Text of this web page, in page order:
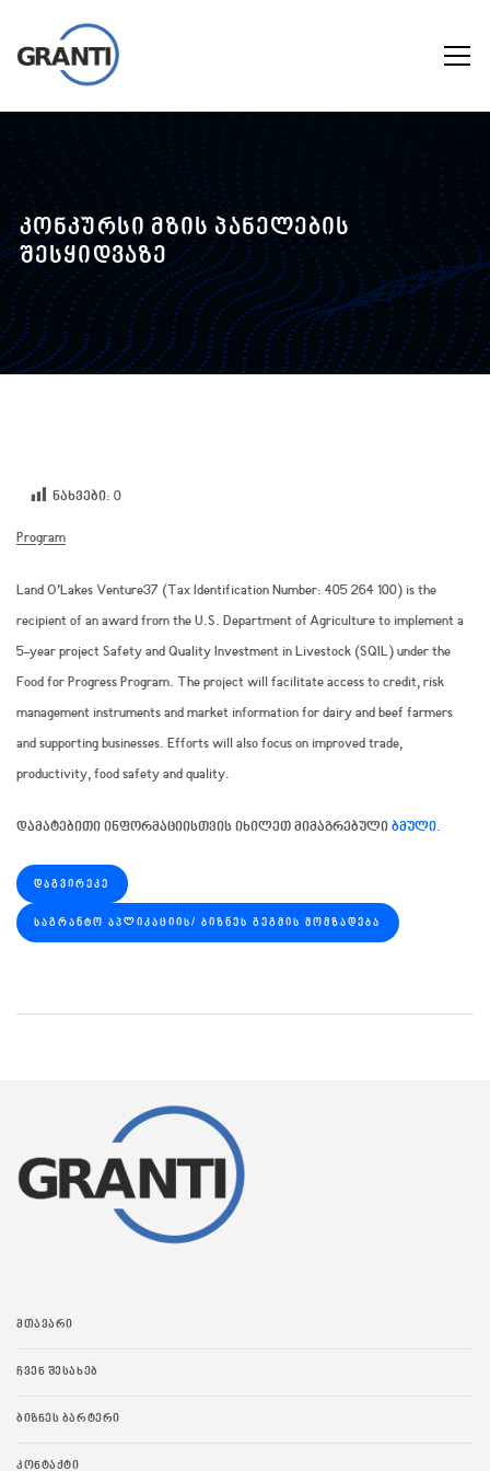
კონკურსი მზის პანელების
შესყიდვაზე
ნახვები: 0
Program
Land O’Lakes Venture37 (Tax Identification Number: 405 264 100) is the
recipient of an award from the U.S. Department of Agriculture to implement a
5-year project Safety and Quality Investment in Livestock (SQIL) under the
Food for Progress Program. The project will facilitate access to credit, risk
management instruments and market information for dairy and beef farmers
and supporting businesses. Efforts will also focus on improved trade,
productivity, food safety and quality.
დამატებითი ინფორმაციისთვის იხილეთ მიმაგრებული ბმული.
ᲓᲐᲒᲕᲘᲠᲔᲙᲔ
ᲡᲐᲒᲠᲐᲜᲢᲝ ᲐᲞᲚᲘᲙᲐᲪᲘᲘᲡ/ ᲑᲘᲖᲜᲔᲡ ᲒᲔᲒᲛᲘᲡ ᲛᲝᲛᲖᲐᲓᲔᲑᲐ
ᲛᲗᲐᲕᲐᲠᲘ
ᲩᲕᲔᲜ ᲨᲔᲡᲐᲮᲔᲑ
ᲑᲘᲖᲜᲔᲡ ᲑᲐᲠᲢᲔᲠᲘ
ᲙᲝᲜᲢᲐᲥᲢᲘ